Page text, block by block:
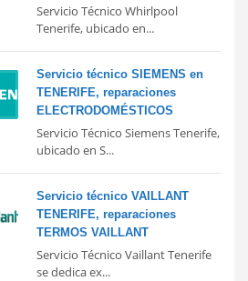
Servicio Técnico Whirlpool
Tenerife, ubicado en...
Servicio técnico SIEMENS en
TENERIFE, reparaciones
ELECTRODOMÉSTICOS
Servicio Técnico Siemens Tenerife,
ubicado en S...
Servicio técnico VAILLANT
TENERIFE, reparaciones
TERMOS VAILLANT
Servicio Técnico Vaillant Tenerife
se dedica ex...